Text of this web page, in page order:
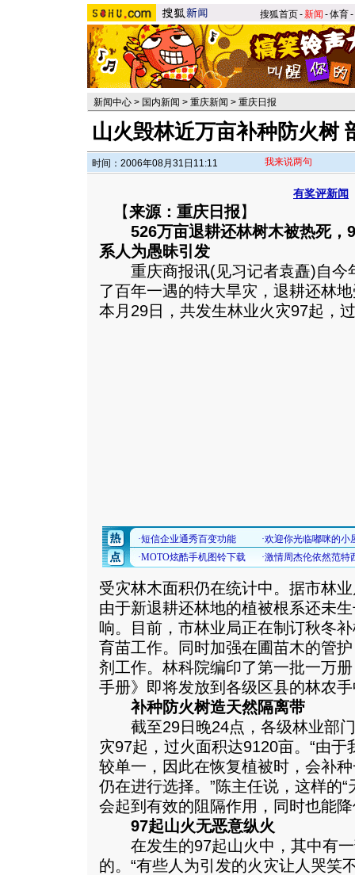
搜狐首页-新闻 -体育-
新闻中心 > 国内新闻 > 重庆新闻 > 重庆日报
山火毁林近万亩补种防火树
时间：2006年08月31日11:11 我来说两句
有奖评新闻
【来源：重庆日报】
526万亩退耕还林树木被热死，
系人为愚昧引发
重庆商报讯(见习记者袁矗)自今
了百年一遇的特大旱灾，退耕还林
本月29日，共发生林业火灾97起，
受灾林木面积仍在统计中。据市林
由于新退耕还林地的植被根系还未
响。目前，市林业局正在制订秋冬
育苗工作。同时加强在圃苗木的管
剂工作。林科院编印了第一批一万
手册》即将发放到各级区县的林农
补种防火树造天然隔离带
截至29日晚24点，各级林业部门
灾97起，过火面积达9120亩。“由
较单一，因此在恢复植被时，会补
仍在进行选择。”陈主任说，这样的
会起到有效的阻隔作用，同时也能
97起山火无恶意纵火
在发生的97起山火中，其中有一
的。“有些人为引发的火灾让人哭笑